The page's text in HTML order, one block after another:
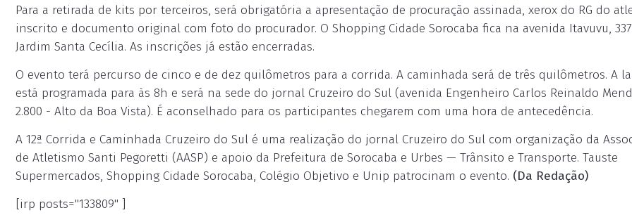
Para a retirada de kits por terceiros, será obrigatória a apresentação de procuração assinada, xerox do RG do
inscrito e documento original com foto do procurador. O Shopping Cidade Sorocaba fica na avenida Itavuvu,
Jardim Santa Cecília. As inscrições já estão encerradas.
O evento terá percurso de cinco e de dez quilômetros para a corrida. A caminhada será de três quilômetros. A
está programada para às 8h e será na sede do jornal Cruzeiro do Sul (avenida Engenheiro Carlos Reinaldo
2.800 - Alto da Boa Vista). É aconselhado para os participantes chegarem com uma hora de antecedência.
A 12ª Corrida e Caminhada Cruzeiro do Sul é uma realização do jornal Cruzeiro do Sul com organização da
de Atletismo Santi Pegoretti (AASP) e apoio da Prefeitura de Sorocaba e Urbes — Trânsito e Transporte. Tauste
Supermercados, Shopping Cidade Sorocaba, Colégio Objetivo e Unip patrocinam o evento. (Da Redação)
[irp posts="133809" ]